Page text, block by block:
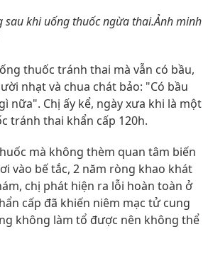
khi uống thuốc ngừa thai.Ảnh minh
thuốc tránh thai mà vẫn có bầu,
nhạt và chua chát bảo: "Có bầu
nữa". Chị ấy kể, ngày xưa khi là một
tránh thai khẩn cấp 120h.
mà không thèm quan tâm biến
vào bế tắc, 2 năm ròng khao khát
chị phát hiện ra lỗi hoàn toàn ở
cấp đã khiến niêm mạc tử cung
không làm tổ được nên không thể